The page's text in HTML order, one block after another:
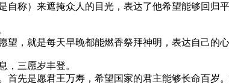
自称）来遮掩众人的目光，表达了他希望能够回归
望，就是每天早晚都能燃香祭拜神明，表达自己的心
，三愿岁丰登。
首先是愿君王万寿，希望国家的君主能够长命百